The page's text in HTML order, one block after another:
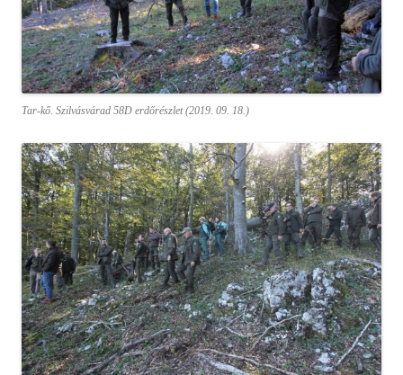
Tar-kő. Szilvásvárad 58D erdőrészlet (2019. 09. 18.)